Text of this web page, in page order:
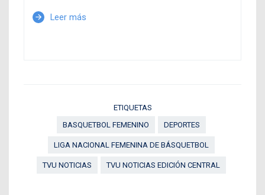
arrow_forward Leer más
ETIQUETAS
BASQUETBOL FEMENINO
DEPORTES
LIGA NACIONAL FEMENINA DE BÁSQUETBOL
TVU NOTICIAS TVU NOTICIAS EDICIÓN CENTRAL